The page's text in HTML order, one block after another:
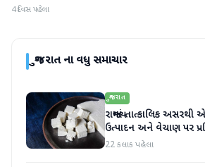
4 દિવસ પહેલા
ગુજરાતના વધુ સમાચાર
ગુજરાત
રાજ્યમાં તાત્કાલિક
ઉત્પાદન અને વેચાણ પર
22 કલાક પહેલા